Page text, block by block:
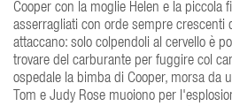
Cooper con la moglie Helen e la piccola
asserragliati con orde sempre crescenti
attaccano: solo colpendoli al cervello è
trovare del carburante per fuggire col
ospedale la bimba di Cooper, morsa da
Tom e Judy Rose muoiono per